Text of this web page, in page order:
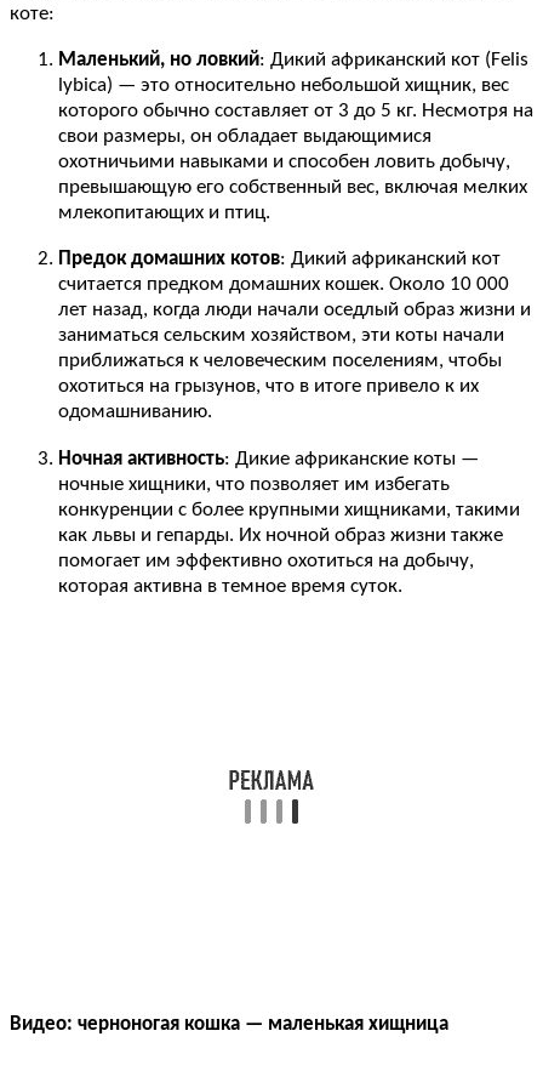
коте:
Маленький, но ловкий: Дикий африканский кот (Felis
lybica) — это относительно небольшой хищник, вес
которого обычно составляет от 3 до 5 кг. Несмотря на
свои размеры, он обладает выдающимися
охотничьими навыками и способен ловить добычу,
превышающую его собственный вес, включая мелких
млекопитающих и птиц.
Предок домашних котов: Дикий африканский кот
считается предком домашних кошек. Около 10 000
лет назад, когда люди начали оседлый образ жизни и
заниматься сельским хозяйством, эти коты начали
приближаться к человеческим поселениям, чтобы
охотиться на грызунов, что в итоге привело к их
одомашниванию.
Ночная активность: Дикие африканские коты —
ночные хищники, что позволяет им избегать
конкуренции с более крупными хищниками, такими
как львы и гепарды. Их ночной образ жизни также
помогает им эффективно охотиться на добычу,
которая активна в темное время суток.
Видео: черноногая кошка — маленькая хищница